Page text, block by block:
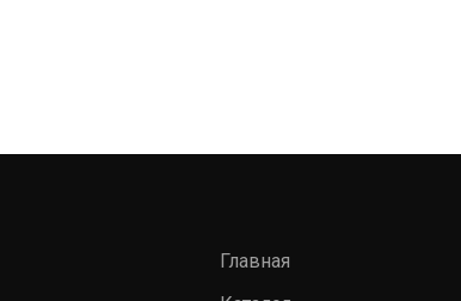
Главная